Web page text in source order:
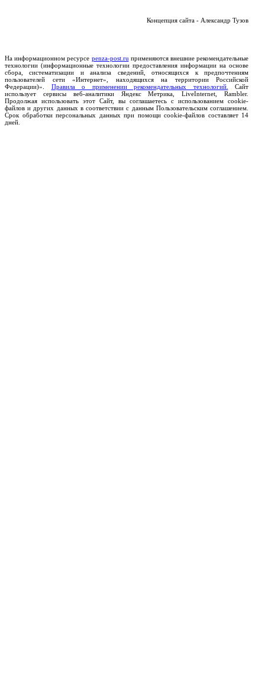
Концепция сайта - Александр Тузов
На информационном ресурсе penza-post.ru применяются внешние рекомендательные
технологии (информационные технологии предоставления информации на основе
сбора, систематизации и анализа сведений, относящихся к предпочтениям
пользователей сети «Интернет», находящихся на территории Российской
Федерации)». Правила о применении рекомендательных технологий.
Сайт
использует сервисы веб-аналитики Яндекс Метрика, LiveInternet, Rambler.
Продолжая использовать этот Сайт, вы соглашаетесь с использованием cookie-
файлов и других данных в соответствии с данным Пользовательским соглашением.
Срок обработки персональных данных при помощи cookie-файлов составляет 14
дней.